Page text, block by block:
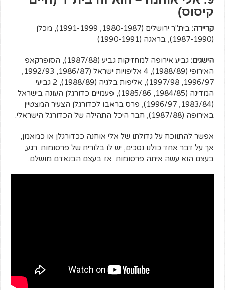
קיסוס)
קריירה:
בית"ר ירושלים (1980-1987, 1991-1999), מכלן
(1987-1990), בראגה (1990-1991)
הישגים:
גביע אירופה למחזיקות גביע (1987/88), הסופרקאפ
האירופי (1988/89), 4 אליפויות ישראל (1986/87, 1992/93,
1996/97, 1997/98), אליפות בלגיה (1988/89), 2 גביעי
המדינה (1984/85, 1985/86), פעמיים כדורגלן העונה בישראל
(1983/84, 1996/97), פרס בראבו לכדורגלן הצעיר המצטיין
באירופה (1987/88), חבר היכל התהילה של הכדורגל הישראלי.
אפשר להתווכח על גדולתו של אלי אוחנה ככדורגלן או כמאמן,
אך על דבר אחד כולנו נסכים, יש לו בלורית של פרסומות. רגע,
בעצם הוא עשה איתה פרסומות. אז בעצם הבנאדם מושלם.